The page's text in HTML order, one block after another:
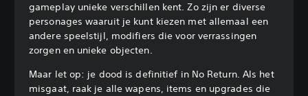
gameplay unieke verschillen kent. Zo zijn er diverse
personages waaruit je kunt kiezen met allemaal een
andere speelstijl, modifiers die voor verrassingen
zorgen en unieke objecten.
Maar let op: je dood is definitief in No Return. Als het
misgaat, raak je alle wapens, items en upgrades die